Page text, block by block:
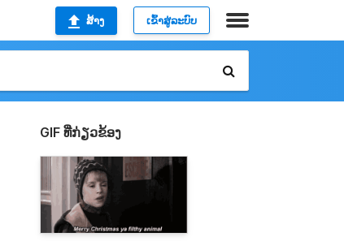
ສ້າງ ເຂົ້າສູ່ລະບົບ
GIF ທີ່ກ່ຽວຂ້ອງ